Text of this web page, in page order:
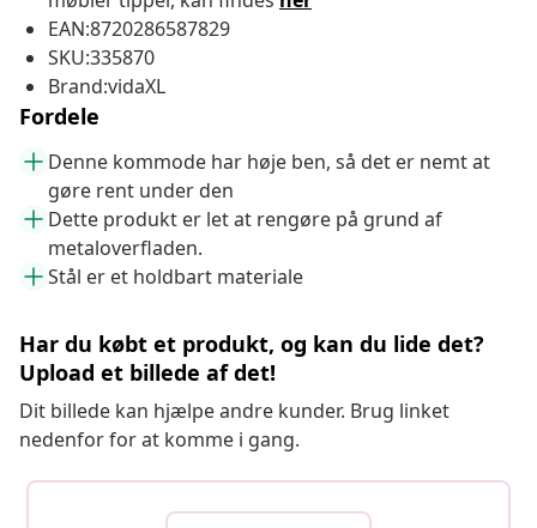
EAN:8720286587829
SKU:335870
Brand:vidaXL
Fordele
Denne kommode har høje ben, så det er nemt at
gøre rent under den
Dette produkt er let at rengøre på grund af
metaloverfladen.
Stål er et holdbart materiale
Har du købt et produkt, og kan du lide det?
Upload et billede af det!
Dit billede kan hjælpe andre kunder. Brug linket
nedenfor for at komme i gang.